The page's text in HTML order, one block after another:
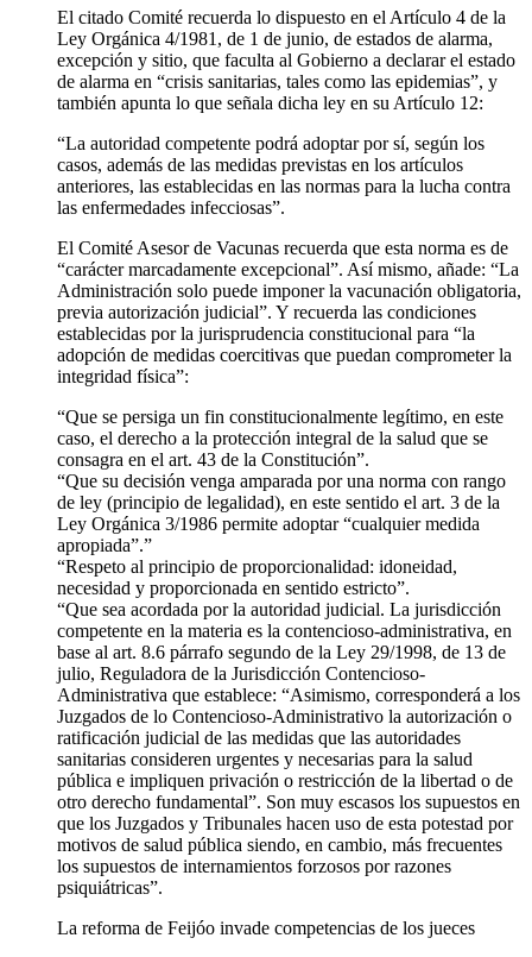
El citado Comité recuerda lo dispuesto en el Artículo 4 de la
Ley Orgánica 4/1981, de 1 de junio, de estados de alarma,
excepción y sitio, que faculta al Gobierno a declarar el estado
de alarma en “crisis sanitarias, tales como las epidemias”, y
también apunta lo que señala dicha ley en su Artículo 12:
“La autoridad competente podrá adoptar por sí, según los
casos, además de las medidas previstas en los artículos
anteriores, las establecidas en las normas para la lucha contra
las enfermedades infecciosas”.
El Comité Asesor de Vacunas recuerda que esta norma es de
“carácter marcadamente excepcional”. Así mismo, añade: “La
Administración solo puede imponer la vacunación obligatoria,
previa autorización judicial”. Y recuerda las condiciones
establecidas por la jurisprudencia constitucional para “la
adopción de medidas coercitivas que puedan comprometer la
integridad física”:
“Que se persiga un fin constitucionalmente legítimo, en este
caso, el derecho a la protección integral de la salud que se
consagra en el art. 43 de la Constitución”.
“Que su decisión venga amparada por una norma con rango
de ley (principio de legalidad), en este sentido el art. 3 de la
Ley Orgánica 3/1986 permite adoptar “cualquier medida
apropiada”.”
“Respeto al principio de proporcionalidad: idoneidad,
necesidad y proporcionada en sentido estricto”.
“Que sea acordada por la autoridad judicial. La jurisdicción
competente en la materia es la contencioso-administrativa, en
base al art. 8.6 párrafo segundo de la Ley 29/1998, de 13 de
julio, Reguladora de la Jurisdicción Contencioso-
Administrativa que establece: “Asimismo, corresponderá a los
Juzgados de lo Contencioso-Administrativo la autorización o
ratificación judicial de las medidas que las autoridades
sanitarias consideren urgentes y necesarias para la salud
pública e impliquen privación o restricción de la libertad o de
otro derecho fundamental”. Son muy escasos los supuestos en
que los Juzgados y Tribunales hacen uso de esta potestad por
motivos de salud pública siendo, en cambio, más frecuentes
los supuestos de internamientos forzosos por razones
psiquiátricas”.
La reforma de Feijóo invade competencias de los jueces